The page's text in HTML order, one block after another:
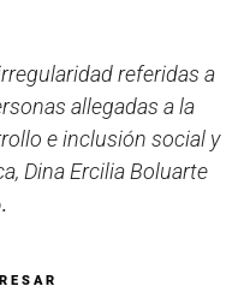
referidas a
allegadas a la
e inclusión social y
Dina Ercilia Boluarte